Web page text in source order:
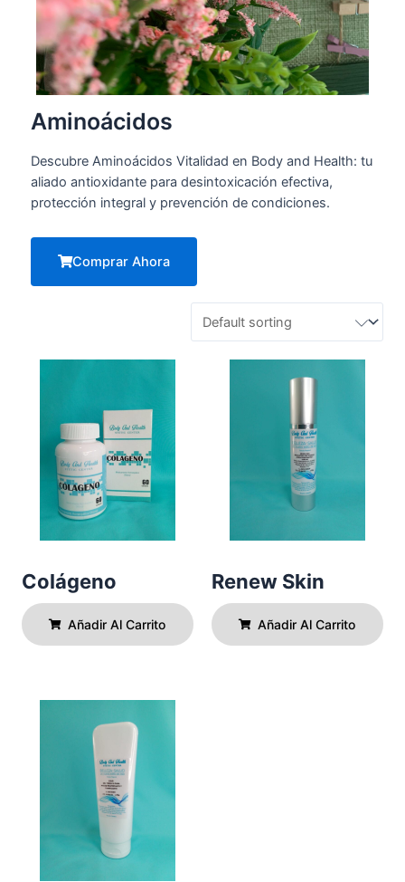
Aminoácidos
Descubre Aminoácidos Vitalidad en Body and Health: tu
aliado antioxidante para desintoxicación efectiva,
protección integral y prevención de condiciones.
Comprar Ahora
Colágeno
Añadir Al Carrito
Renew Skin
Añadir Al Carrito